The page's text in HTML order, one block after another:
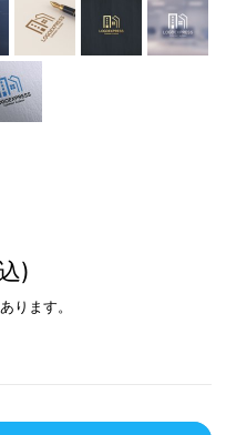
)
ります。